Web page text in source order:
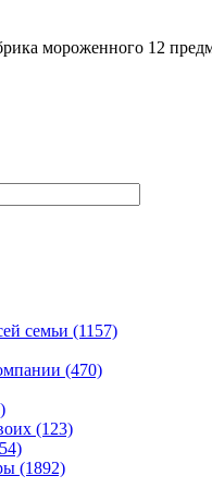
мороженного 12
семьи (1157)
(470)
(123)
(1892)